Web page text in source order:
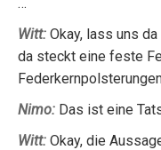
Witt: Okay, lass uns
da steckt eine feste
Nimo: Das ist eine
Witt: Okay, die